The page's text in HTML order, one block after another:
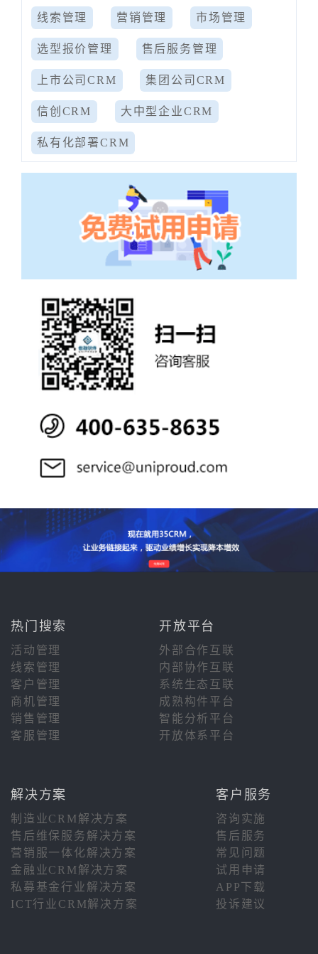
线索管理 营销管理 市场管理
选型报价管理 售后服务管理
上市公司CRM 集团公司CRM
信创CRM 大中型企业CRM
私有化部署CRM
热门搜索 开放平台
活动管理
外部合作互联
线索管理
内部协作互联
客户管理
系统生态互联
商机管理
成熟构件平台
销售管理
智能分析平台
客服管理
开放体系平台
解决方案 客户服务
制造业CRM解决方案
咨询实施
售后维保服务解决方案
售后服务
营销服一体化解决方案
常见问题
金融业CRM解决方案
试用申请
私募基金行业解决方案
APP下载
ICT行业CRM解决方案
投诉建议